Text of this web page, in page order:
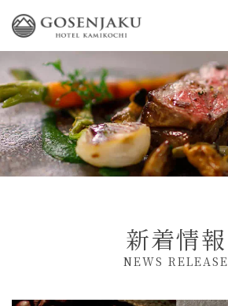
新着情報
NEWS RELEASE